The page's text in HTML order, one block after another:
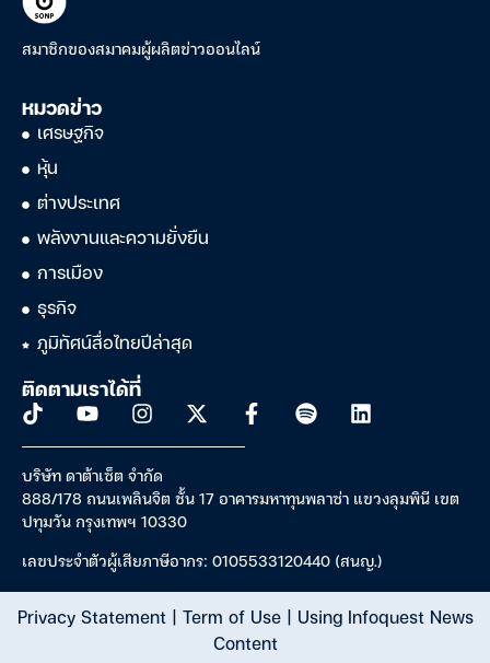
สมาชิกของสมาคมผู้ผลิตข่าวออนไลน์
หมวดข่าว
เศรษฐกิจ
หุ้น
ต่างประเทศ
พลังงานและความยั่งยืน
การเมือง
ธุรกิจ
ภูมิทัศน์สื่อไทยปีล่าสุด
ติดตามเราได้ที่
บริษัท ดาต้าเซ็ต จำกัด
888/178 ถนนเพลินจิต ชั้น 17 อาคารมหาทุนพลาซ่า แขวงลุมพินี เขต
ปทุมวัน กรุงเทพฯ 10330
เลขประจำตัวผู้เสียภาษีอากร: 0105533120440 (สนญ.)
Privacy Statement| Term of Use| Using Infoquest News
Content